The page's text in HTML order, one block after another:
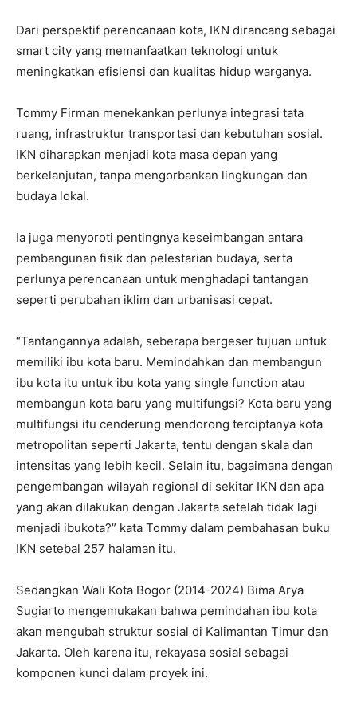
Dari perspektif perencanaan kota, IKN dirancang sebagai
smart city yang memanfaatkan teknologi untuk
meningkatkan efisiensi dan kualitas hidup warganya.
Tommy Firman menekankan perlunya integrasi tata
ruang, infrastruktur transportasi dan kebutuhan sosial.
IKN diharapkan menjadi kota masa depan yang
berkelanjutan, tanpa mengorbankan lingkungan dan
budaya lokal.
Ia juga menyoroti pentingnya keseimbangan antara
pembangunan fisik dan pelestarian budaya, serta
perlunya perencanaan untuk menghadapi tantangan
seperti perubahan iklim dan urbanisasi cepat.
“Tantangannya adalah, seberapa bergeser tujuan untuk
memiliki ibu kota baru. Memindahkan dan membangun
ibu kota itu untuk ibu kota yang single function atau
membangun kota baru yang multifungsi? Kota baru yang
multifungsi itu cenderung mendorong terciptanya kota
metropolitan seperti Jakarta, tentu dengan skala dan
intensitas yang lebih kecil. Selain itu, bagaimana dengan
pengembangan wilayah regional di sekitar IKN dan apa
yang akan dilakukan dengan Jakarta setelah tidak lagi
menjadi ibukota?” kata Tommy dalam pembahasan buku
IKN setebal 257 halaman itu.
Sedangkan Wali Kota Bogor (2014-2024) Bima Arya
Sugiarto mengemukakan bahwa pemindahan ibu kota
akan mengubah struktur sosial di Kalimantan Timur dan
Jakarta. Oleh karena itu, rekayasa sosial sebagai
komponen kunci dalam proyek ini.